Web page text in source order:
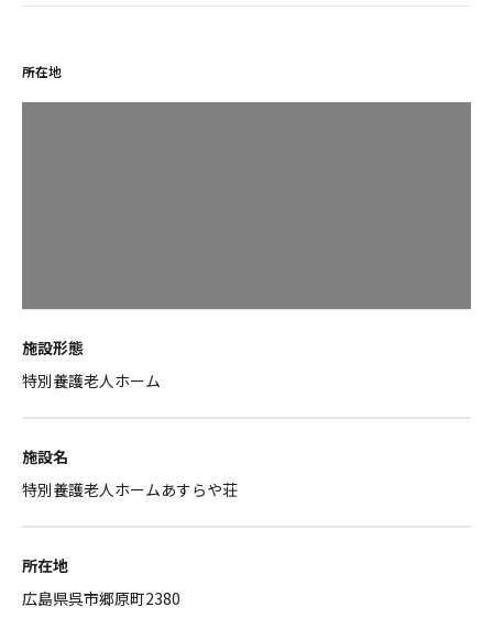
所在地
施設形態
特別養護老人ホーム
施設名
特別養護老人ホームあすらや荘
所在地
広島県呉市郷原町2380